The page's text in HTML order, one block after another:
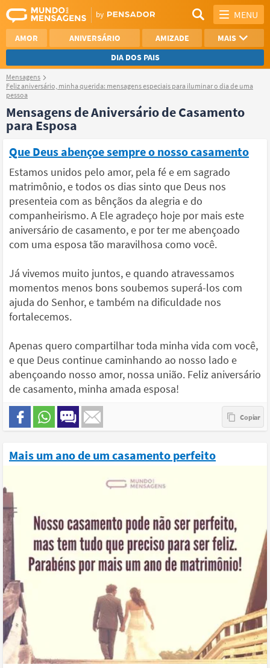
MENU
AMOR ANIVERSÁRIO AMIZADE
MAIS
DIA DOS PAIS
REFLEXÃO
AGRADECIMENTO
SAUDADE
OTIMISMO
NAMORO
Mensagens
Feliz aniversário, minha querida: mensagens especiais para iluminar o dia de uma
pessoa
Mensagens de Aniversário de Casamento
para Esposa
Que Deus abençoe sempre o nosso casamento
Estamos unidos pelo amor, pela fé e em sagrado
matrimônio, e todos os dias sinto que Deus nos
presenteia com as bênçãos da alegria e do
companheirismo. A Ele agradeço hoje por mais este
aniversário de casamento, e por ter me abençoado
com uma esposa tão maravilhosa como você.
Já vivemos muito juntos, e quando atravessamos
momentos menos bons soubemos superá-los com
ajuda do Senhor, e também na dificuldade nos
fortalecemos.
Apenas quero compartilhar toda minha vida com você,
e que Deus continue caminhando ao nosso lado e
abençoando nosso amor, nossa união. Feliz aniversário
de casamento, minha amada esposa!
Mais um ano de um casamento perfeito